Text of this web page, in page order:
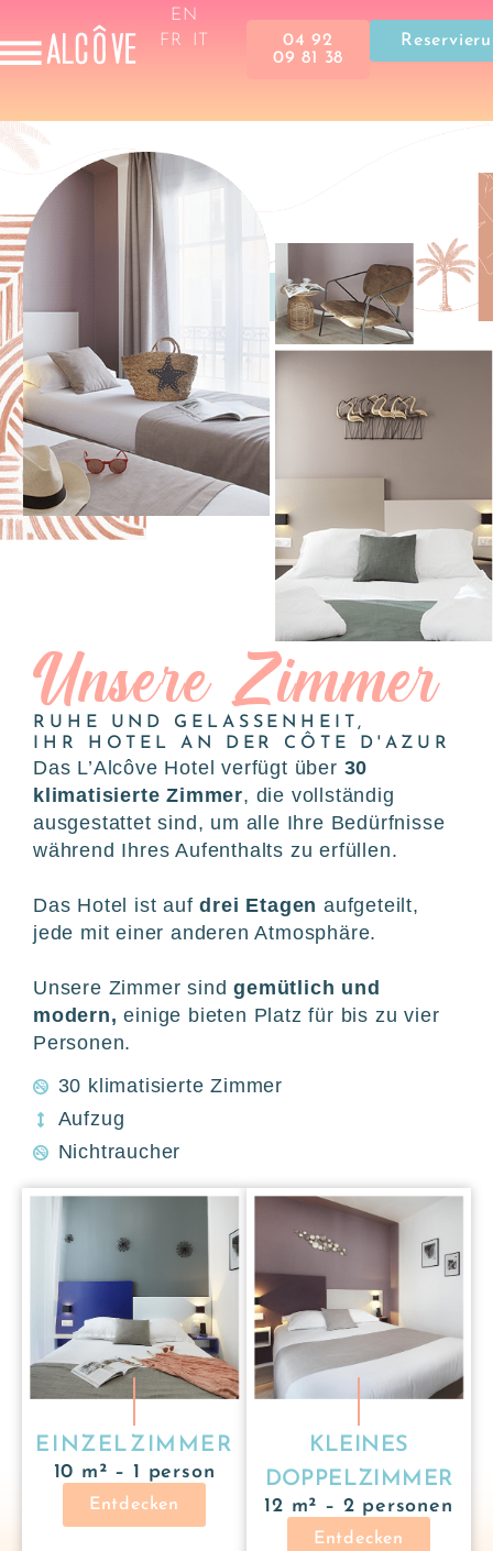
EN
FR
04 92
09 81 38
Unsere Zimmer
RUHE UND GELASSENHEIT,
IHR HOTEL AN DER CÔTE D'AZUR
Das L’Alcôve Hotel verfügt über 30
klimatisierte Zimmer, die vollständig
ausgestattet sind, um alle Ihre Bedürfnisse
während Ihres Aufenthalts zu erfüllen.
Das Hotel ist aufdrei Etagen aufgeteilt,
jede mit einer anderen Atmosphäre.
Unsere Zimmer sindgemütlich und
modern, einige bieten Platz für bis zu vier
Personen.
30 klimatisierte Zimmer
Aufzug
Nichtraucher
EINZELZIMMER
10 m² – 1 person
Entdecken
KLEINES
DOPPELZIMMER
12 m² – 2 personen
Entdecken